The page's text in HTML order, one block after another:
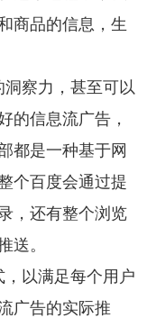
商品的信息，生
察力，甚至可以
的信息流广告，
都是一种基于网
个百度会通过提
，还有整个浏览
送。
以满足每个用户
广告的实际推